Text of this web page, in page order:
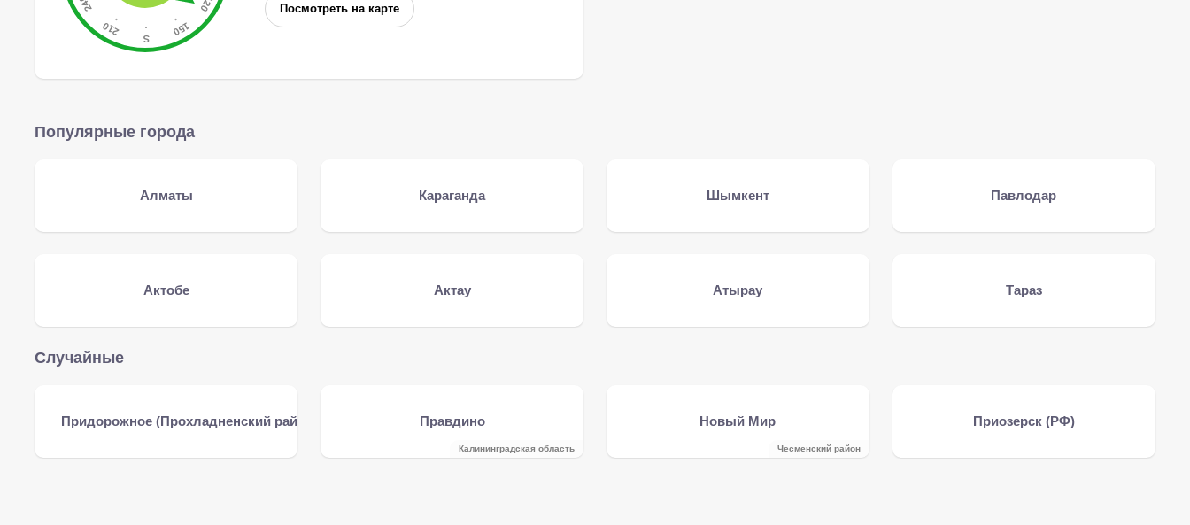
Посмотреть на карте
Популярные города
Алматы Караганда Шымкент Павлодар
Актобе Актау Атырау Тараз
Случайные
Придорожное (Прохладненский район) Правдино
Калининградская область
Новый Мир
Чесменский район
Приозерск (РФ)